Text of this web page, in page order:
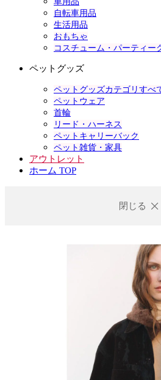
自転車用品
生活用品
おもちゃ
コスチューム・パーティー
ペットグッズ
ペットグッズカテゴリすべ
ペットウェア
首輪
リード・ハーネス
ペットキャリーバック
ペット雑貨・家具
アウトレット
ホーム TOP
閉じる